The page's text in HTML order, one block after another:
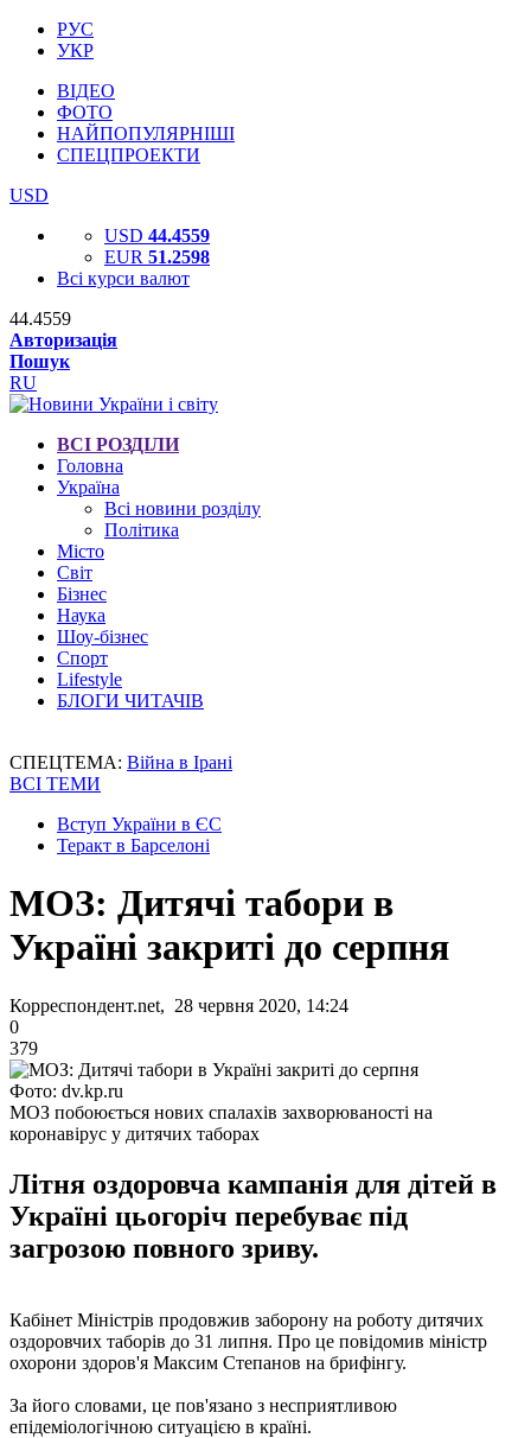
РУС
УКР
ВІДЕО
ФОТО
НАЙПОПУЛЯРНІШІ
СПЕЦПРОЕКТИ
USD
USD 44.4559
EUR 51.2598
Всі курси валют
44.4559
Авторизація
Пошук
RU
ВСІ РОЗДІЛИ
Головна
Україна
Всі новини розділу
Політика
Місто
Світ
Бізнес
Наука
Шоу-бізнес
Спорт
Lifestyle
БЛОГИ ЧИТАЧІВ
СПЕЦТЕМА: Війна в Ірані
ВСІ ТЕМИ
Вступ України в ЄС
Теракт в Барселоні
МОЗ: Дитячі табори в
Україні закриті до серпня
Корреспондент.net, 28 червня 2020, 14:24
0
379
Фото: dv.kp.ru
МОЗ побоюється нових спалахів захворюваності на
коронавірус у дитячих таборах
Літня оздоровча кампанія для дітей в
Україні цьогоріч перебуває під
загрозою повного зриву.
Кабінет Міністрів продовжив заборону на роботу дитячих
оздоровчих таборів до 31 липня. Про це повідомив міністр
охорони здоров'я Максим Степанов на брифінгу.
За його словами, це пов'язано з несприятливою
епідеміологічною ситуацією в країні.